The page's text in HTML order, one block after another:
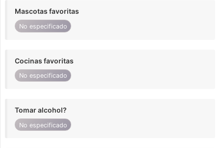
Mascotas favoritas
No especificado
Cocinas favoritas
No especificado
Tomar alcohol?
No especificado